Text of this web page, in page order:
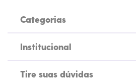
Categorias
Institucional
Tire suas dúvidas